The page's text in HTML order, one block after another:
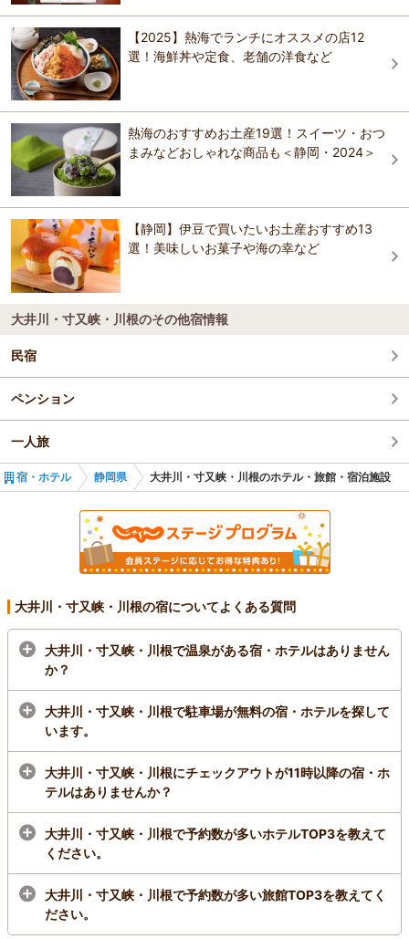
東伊豆
中伊豆
桜田温泉 山芳園
熱海温泉 湯宿一番地
味と湯の宿 ニューとみよし
静岡タウンホテル
熱海後楽園ホテル
沼津リバーサイドホテル
月の栖 熱海聚楽ホテル
全室スイート＆オーシャンビューのホテル ヴィラ
ージュ伊豆高原
熱海温泉 湯宿一番地
静岡タウンホテル
ＡＢホテル磐田
ガーデンホテル静岡
ホテル ドルフ 静岡
ホテルｎａｎｖａｎ浜名湖
沼津グランドホテル
刻作用によって、複雑に入り組んだ流れが魅力のひとつです。 中でも
夢の吊り橋（延長約90m、高さ約8m）は人気スポットのひとつで、夢
に出そうなほど幻想的だという意味の他に、渡るのが怖くて夢にまで
出てきそうな橋という意味合いも。 また、一度に渡れる人数が10人に
制限されており、行楽シーズンなどには一方通行になることもあるの
で要注意です。
おすすめの観光スポットガイドを見る
【2025】熱海でランチにオススメの店12
選！海鮮丼や定食、老舗の洋食など
熱海のおすすめお土産19選！スイーツ・おつ
まみなどおしゃれな商品も＜静岡・2024＞
【静岡】伊豆で買いたいお土産おすすめ13
選！美味しいお菓子や海の幸など
大井川・寸又峡・川根のその他宿情報
民宿
ペンション
一人旅
宿・ホテル 静岡県 大井川・寸又峡・川根のホテル・旅館・宿泊施設
大井川・寸又峡・川根の宿についてよくある質問
大井川・寸又峡・川根で温泉がある宿・ホテルはありません
か？
大井川・寸又峡・川根で駐車場が無料の宿・ホテルを探して
います。
大井川・寸又峡・川根にチェックアウトが11時以降の宿・ホ
テルはありませんか？
大井川・寸又峡・川根で予約数が多いホテルTOP3を教えて
ください。
大井川・寸又峡・川根で予約数が多い旅館TOP3を教えてく
ださい。